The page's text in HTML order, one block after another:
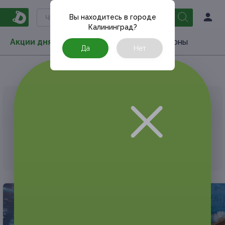
Акции дня Товары Туризм РестоКупоны
Вы находитесь в городе
Калининград?
Да Нет
Квеcты
К сожалению, выгодные акции быстро
Но у Frendi есть предложения, которые